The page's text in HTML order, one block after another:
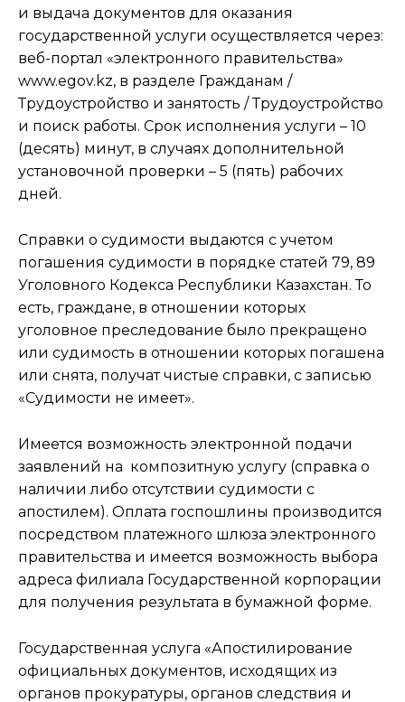
и выдача документов для оказания
государственной услуги осуществляется через:
веб-портал «электронного правительства»
www.egov.kz, в разделе Гражданам /
Трудоустройство и занятость / Трудоустройство
и поиск работы. Срок исполнения услуги – 10
(десять) минут, в случаях дополнительной
установочной проверки – 5 (пять) рабочих
дней.
Справки о судимости выдаются с учетом
погашения судимости в порядке статей 79, 89
Уголовного Кодекса Республики Казахстан. То
есть, граждане, в отношении которых
уголовное преследование было прекращено
или судимость в отношении которых погашена
или снята, получат чистые справки, с записью
«Судимости не имеет».
Имеется возможность электронной подачи
заявлений на композитную услугу (справка о
наличии либо отсутствии судимости с
апостилем). Оплата госпошлины производится
посредством платежного шлюза электронного
правительства и имеется возможность выбора
адреса филиала Государственной корпорации
для получения результата в бумажной форме.
Государственная услуга «Апостилирование
официальных документов, исходящих из
органов прокуратуры, органов следствия и